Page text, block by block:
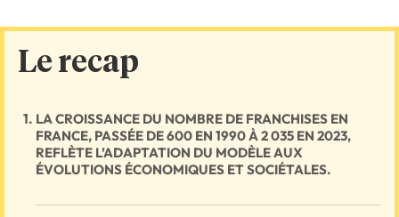
Le recap
LA CROISSANCE DU NOMBRE DE FRANCHISES EN
FRANCE, PASSÉE DE 600 EN 1990 À 2 035 EN 2023,
REFLÈTE L’ADAPTATION DU MODÈLE AUX
ÉVOLUTIONS ÉCONOMIQUES ET SOCIÉTALES.